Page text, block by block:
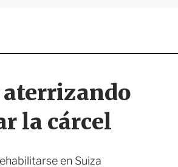
aterrizando
la cárcel
en Suiza